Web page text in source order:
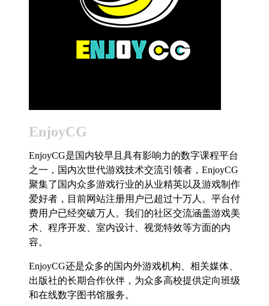
EnjoyCG
EnjoyCG是国内较早且具有影响力的数字课程平台
之一，国内次世代游戏技术交流引领者，EnjoyCG
聚集了国内众多游戏行业的从业精英以及游戏制作
爱好者，目前网站注册用户已超过十万人。平台付
费用户已经突破万人。我们的社区交流涵盖游戏美
术、程序开发、室内设计、视觉特效等方面的内
容。
EnjoyCG还是众多的国内外游戏机构、相关媒体、
出版社的长期合作伙伴，为众多高校提供定向班级
和在线数字图书馆服务。